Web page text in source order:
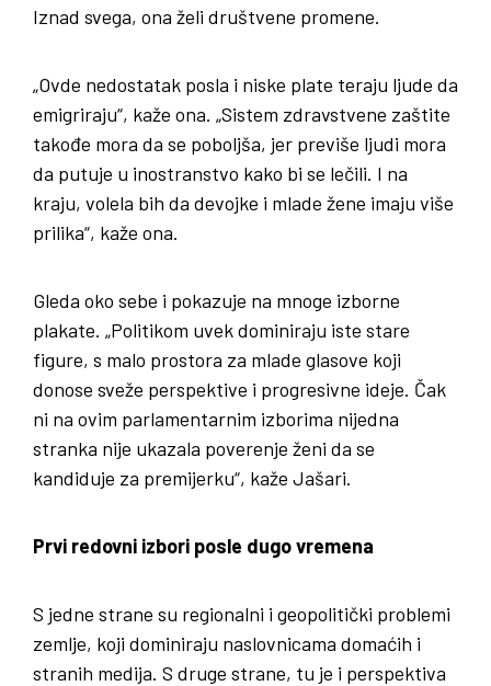
Iznad svega, ona želi društvene promene.
„Ovde nedostatak posla i niske plate teraju ljude da
emigriraju“, kaže ona. „Sistem zdravstvene zaštite
takođe mora da se poboljša, jer previše ljudi mora
da putuje u inostranstvo kako bi se lečili. I na
kraju, volela bih da devojke i mlade žene imaju više
prilika“, kaže ona.
Gleda oko sebe i pokazuje na mnoge izborne
plakate. „Politikom uvek dominiraju iste stare
figure, s malo prostora za mlade glasove koji
donose sveže perspektive i progresivne ideje. Čak
ni na ovim parlamentarnim izborima nijedna
stranka nije ukazala poverenje ženi da se
kandiduje za premijerku“, kaže Jašari.
Prvi redovni izbori posle dugo vremena
S jedne strane su regionalni i geopolitički problemi
zemlje, koji dominiraju naslovnicama domaćih i
stranih medija. S druge strane, tu je i perspektiva